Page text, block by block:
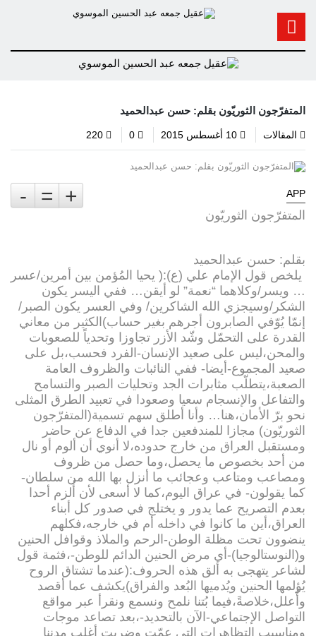
المتفرّجون الثوريّون بقلم: حسن عبدالحميد
المقالات
APP
+
=
-
المتفرّجون الثوريّون
بقلم: حسن عبدالحميد
يلخص قول الإمام علي (ع):( يحيا المُؤمن بين أمرين/عسر
… ويسر/وكلاهما “نعمة” لو أيقن… ففي اليسر يكون
الشكر/وسيجزي الله الشاكرين/ وفي العسر يكون الصبر/
إنمّا يُوّفي الصابرون أجرهم بغير حساب)الكثير من معاني
القدرة على التحمّل وشّد الأزر تجاوزا وتحدياً للصعوبات
والمحن،ليس على صعيد الإنسان-الفرد فحسب،بل على
صعيد المجموع-أيضا- ففي النائبات والظروف العامة
الصعبة،يتطلّب مثابرات الجد وتحليات الصبر والتسامح
والتفاعل والإنسجام سعيا وصعودا في تعبيد الطرق المثلى
نحو برّ الأمان،هنا… وأنا أطلق سهم تسمية(المتفرّجون
الثوريّون) مجازا للمندفعين جدا في الدفاع عن حاضر
ومستقبل العراق من خارج حدوده،لا أنوي أن ألوم أو نال
من أحد بخصوص ما يحصل،وما حصل من ظروف
ومصاعب ومتاعب وعجائب ما أنزل بها الله من سلطان-
كما يقولون- في عراق اليوم،كما لا أسعى لأن أُلزم أحدا
بعدم التصريح عما يدور و يختلج في صدور كل أبناء
العراق،أين ما كانوا في داخله أم في خارجه،فكلهم
ينضوون تحت مظلة الوطن-الرحم والملاذ وقوافل الحنين
و(النوستالوجيا)-أي مرض الحنين الدائم للوطن-،فثمة قول
لشاعر يتهجى به ألق هذه الحروف:(عندما تشتاق الروح
يُؤلمها الحنين ويُدميها البُعد والفراق)يكشف عما أقصد
وأُعلل،خلاصةً،فيما بُتنا نلمح ونسمع ونقرأ عبر مواقع
التواصل الإجتماعي-الآن بالتحديد-،بعد تصاعد موجات
ومناسيب التظاهرات التي عمّت وضربت أغلب مدننا